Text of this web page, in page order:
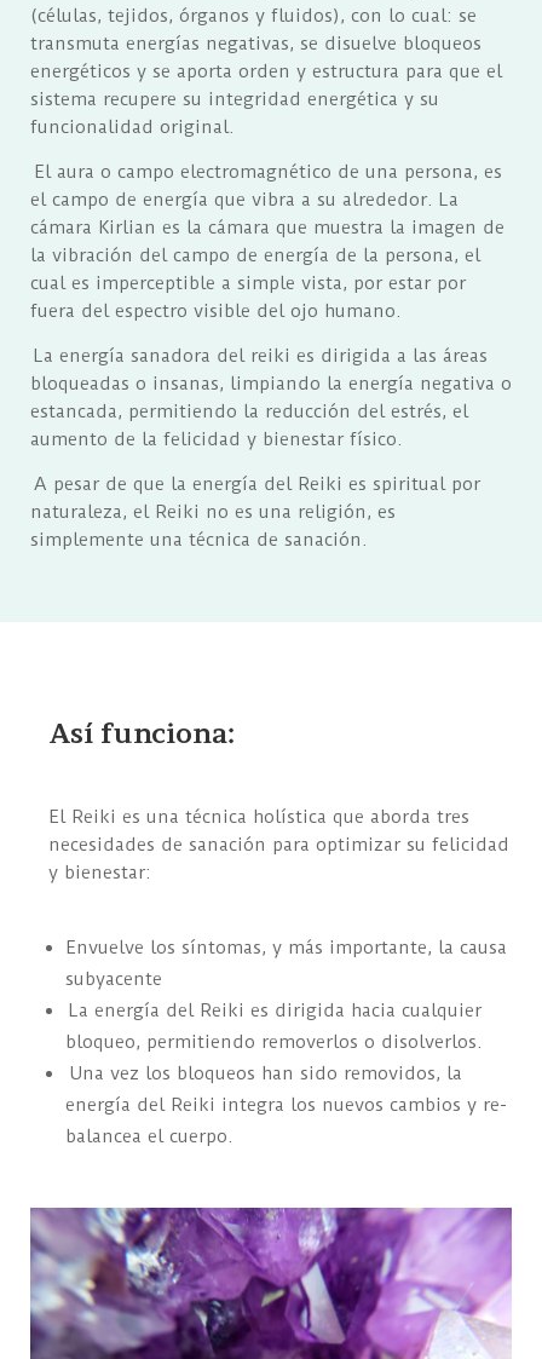
(células, tejidos, órganos y fluidos), con lo cual: se
transmuta energías negativas, se disuelve bloqueos
energéticos y se aporta orden y estructura para que el
sistema recupere su integridad energética y su
funcionalidad original.
El aura o campo electromagnético de una persona, es
el campo de energía que vibra a su alrededor. La
cámara Kirlian es la cámara que muestra la imagen de
la vibración del campo de energía de la persona, el
cual es imperceptible a simple vista, por estar por
fuera del espectro visible del ojo humano.
La energía sanadora del reiki es dirigida a las áreas
bloqueadas o insanas, limpiando la energía negativa o
estancada, permitiendo la reducción del estrés, el
aumento de la felicidad y bienestar físico.
A pesar de que la energía del Reiki es spiritual por
naturaleza, el Reiki no es una religión, es
simplemente una técnica de sanación.
Así funciona:
El Reiki es una técnica holística que aborda tres
necesidades de sanación para optimizar su felicidad
y bienestar:
Envuelve los síntomas, y más importante, la causa
subyacente
La energía del Reiki es dirigida hacia cualquier
bloqueo, permitiendo removerlos o disolverlos.
Una vez los bloqueos han sido removidos, la
energía del Reiki integra los nuevos cambios y re-
balancea el cuerpo.